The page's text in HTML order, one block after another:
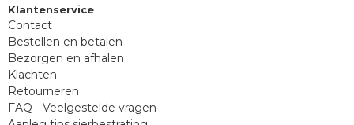
Klantenservice
Contact
Bestellen en betalen
Bezorgen en afhalen
Klachten
Retourneren
FAQ - Veelgestelde vragen